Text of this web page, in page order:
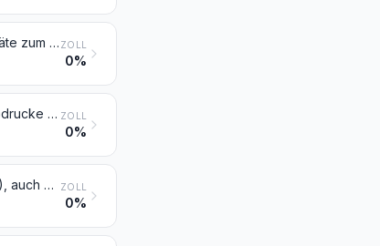
Datumstempel, Siegel, Nummernstempel und ähnliche Waren (einschließlich Geräte zum Drucken oder Prägen von Etiketten), für den Handgebrauch; Zusammensetzstempel und Druckkästen, für den Handgebrauch ZOLL
0%
Bänder für Schreibmaschinen und ähnliche Bänder, mit Tinte oder anders für Abdrucke präpariert, auch auf Spulen oder in Kassetten; Stempelkissen, auch getränkt, auch mit Schachteln ZOLL
0%
Feuerzeuge und andere Anzünder (ausgenommen Anzünder der Position 3603), auch mechanisch oder elektrisch, und Teile davon, ausgenommen Feuersteine und Dochte ZOLL
0%